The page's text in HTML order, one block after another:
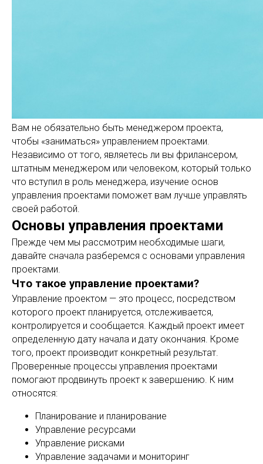
Вам не обязательно быть менеджером проекта,
чтобы «заниматься» управлением проектами.
Независимо от того, являетесь ли вы фрилансером,
штатным менеджером или человеком, который только
что вступил в роль менеджера, изучение основ
управления проектами поможет вам лучше управлять
своей работой.
Основы управления проектами
Прежде чем мы рассмотрим необходимые шаги,
давайте сначала разберемся с основами управления
проектами.
Что такое управление проектами?
Управление проектом — это процесс, посредством
которого проект планируется, отслеживается,
контролируется и сообщается. Каждый проект имеет
определенную дату начала и дату окончания. Кроме
того, проект производит конкретный результат.
Проверенные процессы управления проектами
помогают продвинуть проект к завершению. К ним
относятся:
Планирование и планирование
Управление ресурсами
Управление рисками
Управление задачами и мониторинг